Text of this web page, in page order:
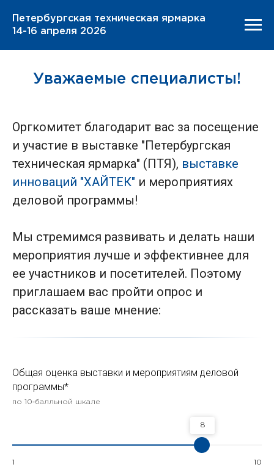
Петербургская техническая ярмарка
14-16 апреля 2026
Уважаемые специалисты!
Оргкомитет благодарит вас за посещение
и участие в выставке "Петербургская
техническая ярмарка" (ПТЯ), выставке
инноваций "ХАЙТЕК" и мероприятиях
деловой программы!
Мы стремимся развивать и делать наши
мероприятия лучше и эффективнее для
ее участников и посетителей. Поэтому
приглашаем вас пройти опрос и
рассказать ваше мнение:
Общая оценка выставки и мероприятиям деловой
программы*
по 10‑балльной шкале
8
1 10